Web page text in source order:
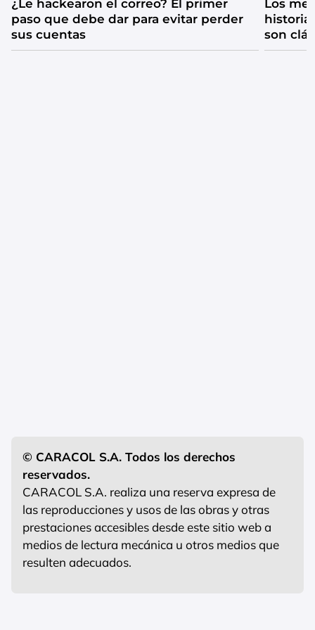
¿Le hackearon el correo? El primer
paso que debe dar para evitar perder
sus cuentas
Los
historia
son
© CARACOL S.A. Todos los derechos
reservados.
CARACOL S.A. realiza una reserva expresa de
las reproducciones y usos de las obras y otras
prestaciones accesibles desde este sitio web a
medios de lectura mecánica u otros medios que
resulten adecuados.